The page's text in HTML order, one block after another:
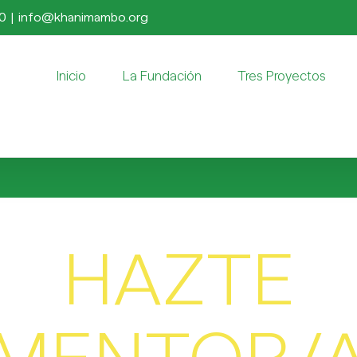
| info@khanimambo.org
Inicio La Fundación Tres Proyectos
HAZTE